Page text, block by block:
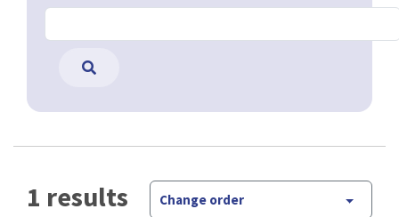
1 results Change order